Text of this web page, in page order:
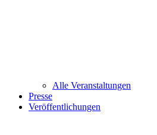
Alle Veranstaltungen
Presse
Veröffentlichungen